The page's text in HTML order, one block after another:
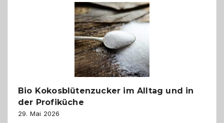
Freund
in
Gefahr
ist:
Brandschutz
für
Hunde
eigenen
Bio Kokosblütenzucker im Alltag und in
der Profiküche
29. Mai 2026